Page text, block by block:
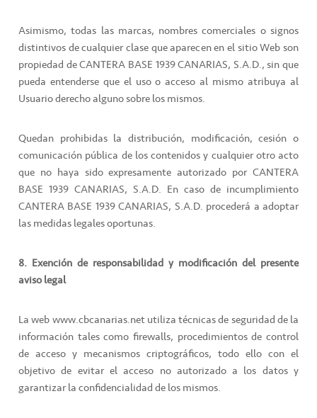
Asimismo, todas las marcas, nombres comerciales o signos
distintivos de cualquier clase que aparecen en el sitio Web son
propiedad de CANTERA BASE 1939 CANARIAS, S.A.D., sin que
pueda entenderse que el uso o acceso al mismo atribuya al
Usuario derecho alguno sobre los mismos.
Quedan prohibidas la distribución, modificación, cesión o
comunicación pública de los contenidos y cualquier otro acto
que no haya sido expresamente autorizado por CANTERA
BASE 1939 CANARIAS, S.A.D. En caso de incumplimiento
CANTERA BASE 1939 CANARIAS, S.A.D. procederá a adoptar
las medidas legales oportunas.
8. Exención de responsabilidad y modificación del presente
aviso legal
La web www.cbcanarias.net utiliza técnicas de seguridad de la
información tales como firewalls, procedimientos de control
de acceso y mecanismos criptográficos, todo ello con el
objetivo de evitar el acceso no autorizado a los datos y
garantizar la confidencialidad de los mismos.